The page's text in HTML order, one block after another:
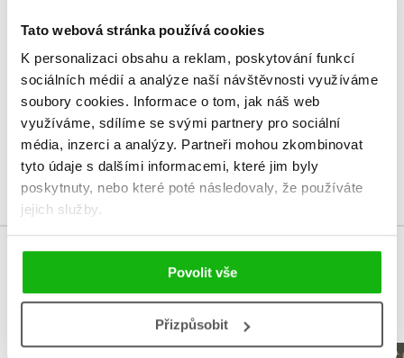
Tato webová stránka používá cookies
K personalizaci obsahu a reklam, poskytování funkcí
sociálních médií a analýze naší návštěvnosti využíváme
soubory cookies. Informace o tom, jak náš web
využíváme, sdílíme se svými partnery pro sociální
média, inzerci a analýzy. Partneři mohou zkombinovat
tyto údaje s dalšími informacemi, které jim byly
poskytnuty, nebo které poté následovaly, že používáte
jejich služby.
Povolit vše
Přizpůsobit
Vaše hodnocení
Uživatelskou recenzi mohou vkládat pouze registrovaní uživatelé
Přihlásit
MOHLO BY VÁS TAKÉ ZAJÍMAT